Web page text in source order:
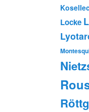
Locke